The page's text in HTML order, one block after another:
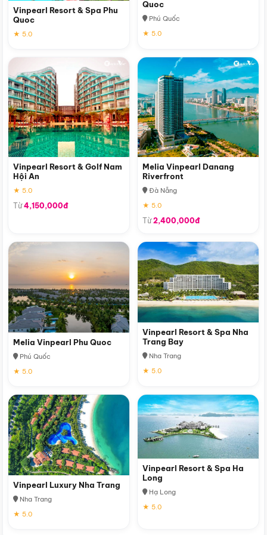
Vinpearl Resort & Spa Phu
Quoc
★ 5.0
Quoc
Phú Quốc
★ 5.0
Vinpearl Resort & Golf Nam
Hội An
★ 5.0
Từ4,150,000đ
Melia Vinpearl Danang
Riverfront
Đà Nẵng
★ 5.0
Từ2,400,000đ
Melia Vinpearl Phu Quoc
Phú Quốc
★ 5.0
Vinpearl Resort & Spa Nha
Trang Bay
Nha Trang
★ 5.0
Vinpearl Luxury Nha Trang
Nha Trang
★ 5.0
Vinpearl Resort & Spa Ha
Long
Hạ Long
★ 5.0